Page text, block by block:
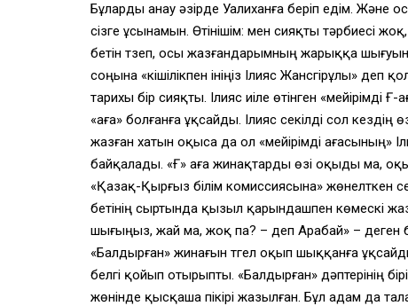
Бұларды анау әзірде Уалиханға беріп едім.
сізге ұсынамын. Өтінішім: мен сияқты тәрбиесі
бетін түзеп, осы жазғандарымның жарыққа
соңына «кішілікпен ініңіз Ілияс Жансүгірұлы»
тарихы бір сияқты. Ілияс иіле өтінген «мейірімді Ғ-
«аға» болғанға ұқсайды. Ілияс секілді сол
жазған хатын оқыса да ол «мейірімді ағасының»
байқалады. «Ғ» аға жинақтарды өзі оқыды ма,
«Қазақ-Қырғыз білім комиссиясына» жөнелткен
бетінің сыртында қызыл қарындашпен көмескі
шығыңыз, жай ма, жоқ па? – деп Арабай» – деген
«Балдырған» жинағын түгел оқып шыққанға
белгі қойып отырыпты. «Балдырған» дәптерінің
жөнінде қысқаша пікірі жазылған. Бұл адам да